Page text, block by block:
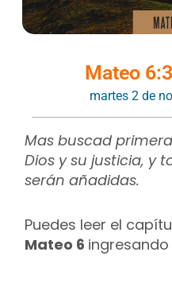
Mateo
martes 2 de
Mas buscad
Dios y su justicia, y
serán añadidas.
Puedes leer el
Mateo 6 ingresando